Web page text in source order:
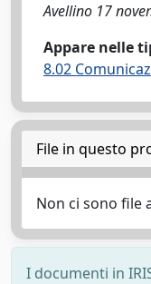
Avellino 17
Appare nelle
8.02
File in questo
Non ci sono file
I documenti in